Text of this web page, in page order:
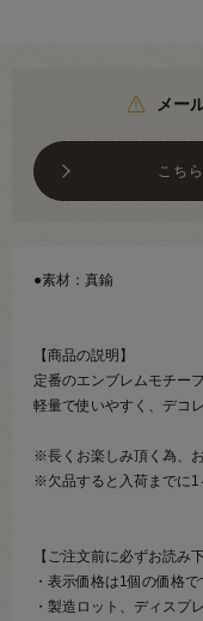
メー
こち
●素材：真鍮
【商品の説明】
定番のエンブレムモチー
軽量で使いやすく、デコ
※長くお楽しみ頂く為、
※欠品すると入荷までに1
【ご注文前に必ずお読み
・表示価格は1個の価格で
・製造ロット、ディスプ